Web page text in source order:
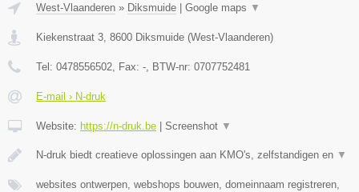
West-Vlaanderen » Diksmuide | Google maps ▼
Kiekenstraat 3 8600 Diksmuide (West-Vlaanderen)
Tel: 0478556502 , Fax: - , BTW-nr: 0707752481
E-mail › N-druk
Website: https://n-druk.be | Screenshot ▼
N-druk biedt creatieve oplossingen aan KMO's, zelfstandigen en ▼
websites ontwerpen, webshops bouwen, domeinnaam registreren,